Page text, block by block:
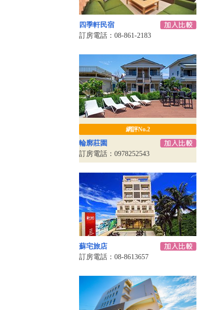
四季軒民宿
訂房電話：08-861-2183
網評No.2
輪廓莊園
訂房電話：0978252543
蘇宅旅店
訂房電話：08-8613657